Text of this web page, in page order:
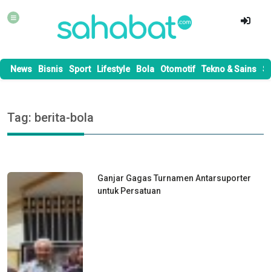
News Bisnis Sport Lifestyle Bola Otomotif Tekno & Sains
Tag: berita-bola
Ganjar Gagas Turnamen Antarsuporter
untuk Persatuan